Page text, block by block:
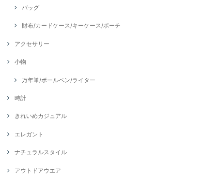
バッグ
財布/カードケース/キーケース/ポーチ
アクセサリー
小物
万年筆/ボールペン/ライター
時計
きれいめカジュアル
エレガント
ナチュラルスタイル
アウトドアウエア